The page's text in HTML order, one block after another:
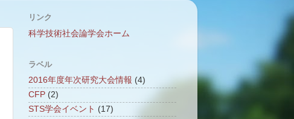
リンク
科学技術社会論学会ホーム
ラベル
2016年度年次研究大会情報 (4)
CFP (2)
STS学会イベント (17)